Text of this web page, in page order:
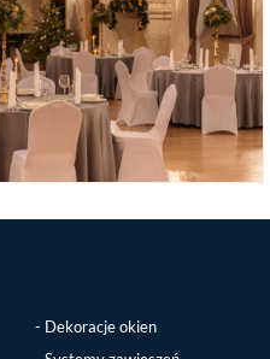
Dekoracje okien